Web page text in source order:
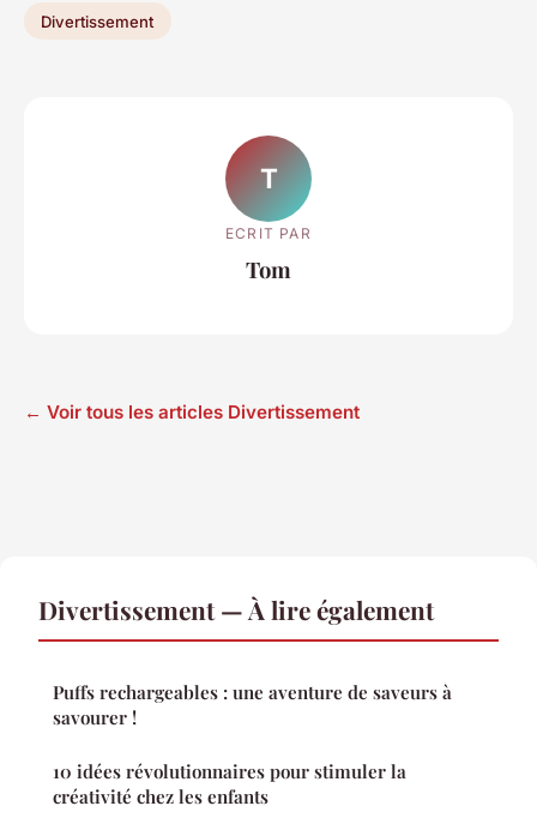
Divertissement
T
ECRIT PAR
Tom
← Voir tous les articles Divertissement
Divertissement — À lire également
Puffs rechargeables : une aventure de saveurs à
savourer !
10 idées révolutionnaires pour stimuler la
créativité chez les enfants